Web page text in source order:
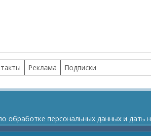
Реклама Подписки
обработке персональных данных и дать